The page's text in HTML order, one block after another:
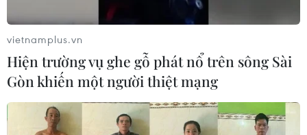
vietnamplus.vn
Hiện trường vụ ghe gỗ phát nổ trên sông Sài
Gòn khiến một người thiệt mạng